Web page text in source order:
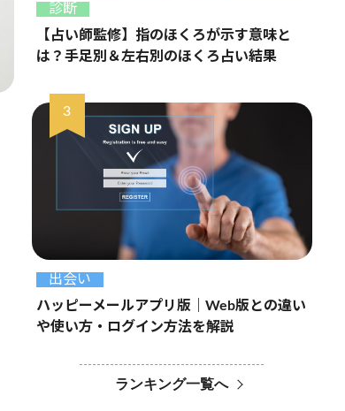
診断
【占い師監修】指のほくろが示す意味と
は？手足別＆左右別のほくろ占い結果
出会い
ハッピーメールアプリ版｜Web版との違い
や使い方・ログイン方法を解説
ランキング一覧へ